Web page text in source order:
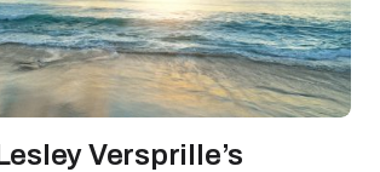
Versprille’s